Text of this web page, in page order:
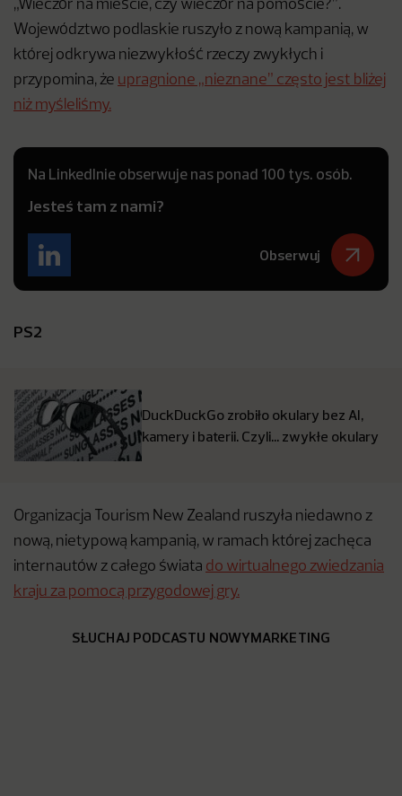
„Wieczór na mieście, czy wieczór na pomoście?”.
Województwo podlaskie ruszyło z nową kampanią, w
której odkrywa niezwykłość rzeczy zwykłych i
przypomina, że upragnione „nieznane” często jest bliżej
niż myśleliśmy.
Na LinkedInie obserwuje nas ponad 100 tys. osób.
Jesteś tam z nami?
Obserwuj
PS2
DuckDuckGo zrobiło okulary bez AI,
kamery i baterii. Czyli… zwykłe okulary
Organizacja Tourism New Zealand ruszyła niedawno z
nową, nietypową kampanią, w ramach której zachęca
internautów z całego świata do wirtualnego zwiedzania
kraju za pomocą przygodowej gry.
SŁUCHAJ PODCASTU NOWYMARKETING